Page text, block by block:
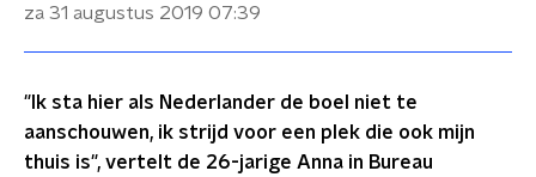
za 31 augustus 2019 07:39
"Ik sta hier als Nederlander de boel niet te
aanschouwen, ik strijd voor een plek die ook mijn
thuis is", vertelt de 26-jarige Anna in Bureau